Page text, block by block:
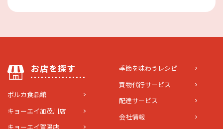
お店を探す
ポルカ食品館
キョーエイ加茂川店
キョーエイ賀陽店
季節を味わうレシピ
買物代行サービス
配達サービス
会社情報